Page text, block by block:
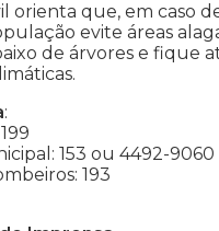
orienta que, em caso
evite áreas
de árvores e fique
:
153 ou 4492-9060
193